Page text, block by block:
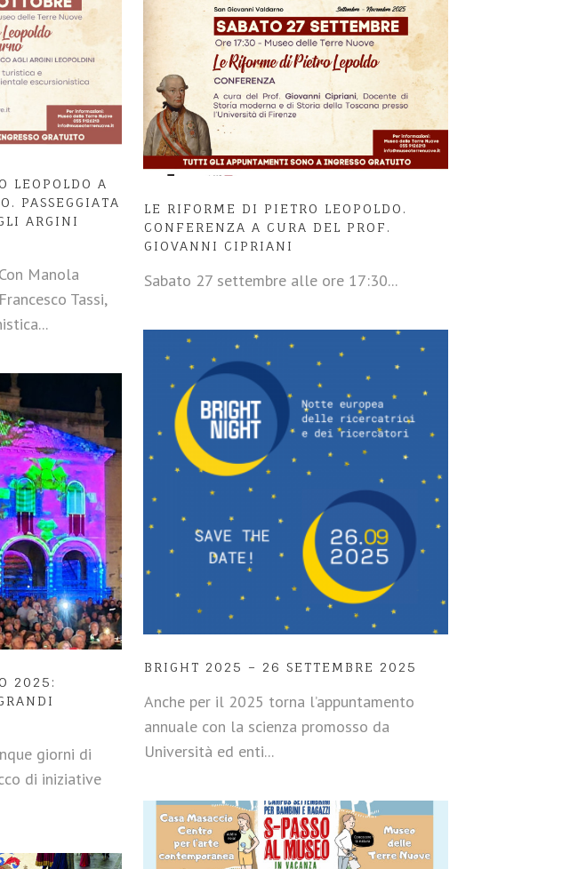
LEOPOLDO A
PASSEGGIATA
ARGINI
Manola
Tassi,
LE RIFORME DI PIETRO LEOPOLDO.
CONFERENZA A CURA DEL PROF.
GIOVANNI CIPRIANI
Sabato 27 settembre alle ore 17:30...
BRIGHT 2025 – 26 SETTEMBRE 2025
Anche per il 2025 torna l’appuntamento
annuale con la scienza promosso da
Università ed enti...
2025:
giorni di
di iniziative